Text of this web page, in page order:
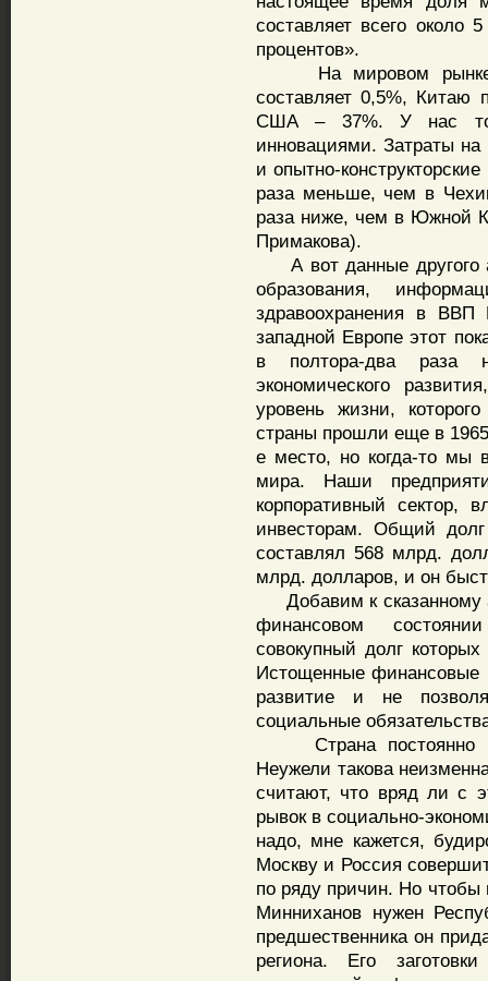
составляет всего около
процентов».
На мировом рынке
составляет 0,5%, Китаю
США – 37%. У нас
инновациями. Затраты на
и опытно-
раза меньше, чем в
раза ниже, чем в Южной
Примакова).
А вот данные другого
образования,
здравоохранения в
западной Европе этот
в полтора-два раза
экономического
уровень жизни,
страны прошли еще в
е место, но когда-то мы
мира. Наши
корпоративный сектор,
инвесторам. Общий
составлял 568 млрд.
млрд. долларов, и он
Добавим к сказанному
финансовом
совокупный долг
Истощенные финансовые
развитие и не
социальные
Страна постоянно
Неужели такова
считают, что вряд ли с
рывок в социально-
надо, мне кажется,
Москву и Россия
по ряду причин. Но чтобы
Минниханов нужен
предшественника он
региона. Его